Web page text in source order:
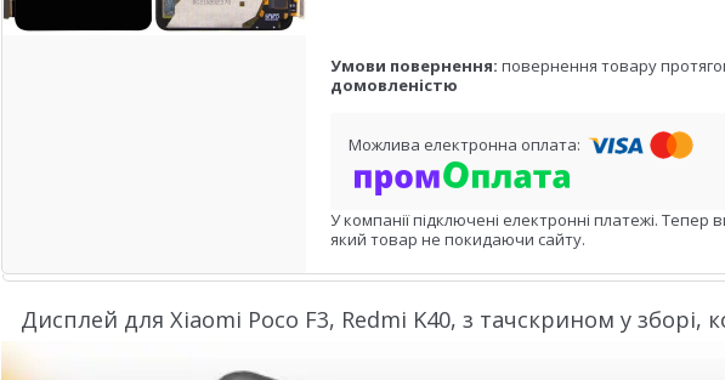
повернення товару
домовленістю
У компанії підключені електронні платежі.
який товар не покидаючи сайту.
Дисплей для Xiaomi Poco F3, Redmi K40, з тачскрином у зборі,